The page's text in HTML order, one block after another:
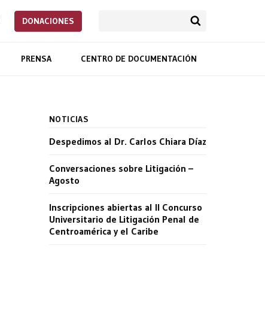
DONACIONES
PRENSA CENTRO DE DOCUMENTACIÓN
NOTICIAS
Despedimos al Dr. Carlos Chiara Díaz
Conversaciones sobre Litigación –
Agosto
Inscripciones abiertas al II Concurso
Universitario de Litigación Penal de
Centroamérica y el Caribe